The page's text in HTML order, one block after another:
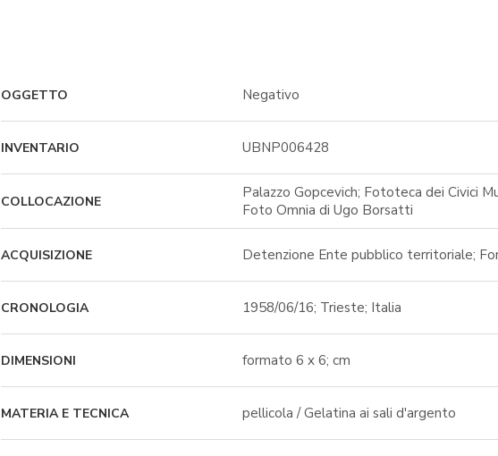
OGGETTO Negativo
INVENTARIO UBNP006428
COLLOCAZIONE
Palazzo Gopcevich; Fototeca dei Civici
Foto Omnia di Ugo Borsatti
ACQUISIZIONE Detenzione Ente pubblico territoriale;
CRONOLOGIA 1958/06/16; Trieste; Italia
DIMENSIONI formato 6 x 6; cm
MATERIA E TECNICA pellicola / Gelatina ai sali d'argento